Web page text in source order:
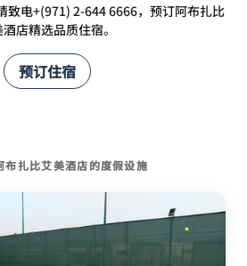
致电+(971) 2-644 6666，预订阿布扎比
店精选品质住宿。
预订住宿
布扎比艾美酒店的度假设施